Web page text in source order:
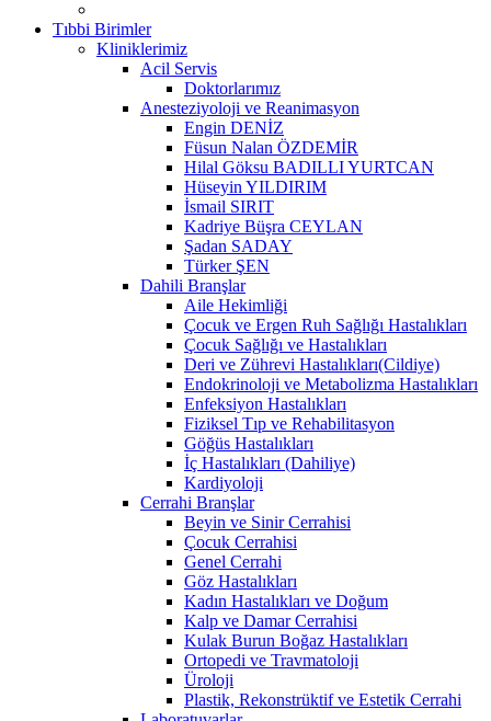
Tıbbi Birimler
Kliniklerimiz
Acil Servis
Doktorlarımız
Anesteziyoloji ve Reanimasyon
Engin DENİZ
Füsun Nalan ÖZDEMİR
Hilal Göksu BADILLI YURTCAN
Hüseyin YILDIRIM
İsmail SIRIT
Kadriye Büşra CEYLAN
Şadan SADAY
Türker ŞEN
Dahili Branşlar
Aile Hekimliği
Çocuk ve Ergen Ruh Sağlığı Hastalıkları
Çocuk Sağlığı ve Hastalıkları
Deri ve Zührevi Hastalıkları(Cildiye)
Endokrinoloji ve Metabolizma Hastalıkları
Enfeksiyon Hastalıkları
Fiziksel Tıp ve Rehabilitasyon
Göğüs Hastalıkları
İç Hastalıkları (Dahiliye)
Kardiyoloji
Cerrahi Branşlar
Beyin ve Sinir Cerrahisi
Çocuk Cerrahisi
Genel Cerrahi
Göz Hastalıkları
Kadın Hastalıkları ve Doğum
Kalp ve Damar Cerrahisi
Kulak Burun Boğaz Hastalıkları
Ortopedi ve Travmatoloji
Üroloji
Plastik, Rekonstrüktif ve Estetik Cerrahi